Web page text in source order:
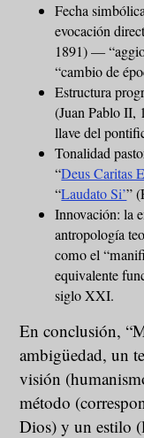
Fecha
evocación
1891) —
“cambio de
Estructura
(Juan Pablo II,
llave del
Tonalidad
“Deus Caritas
“Laudato Si’”
Innovación: la
antropología
como el
equivalente
siglo XXI.
En conclusión,
ambigüedad, un
visión
método
Dios) y un estilo